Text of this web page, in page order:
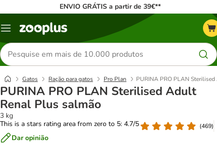
ENVIO GRÁTIS a partir de 39€**
Menu
Pesquisar
produtos
Gatos Ração para gatos Pro Plan PURINA PRO PLAN
PURINA PRO PLAN Sterilised Adult
Renal Plus salmão
3 kg
This is a stars rating area from zero to 5: 4.7/5
(469)
Dar opinião